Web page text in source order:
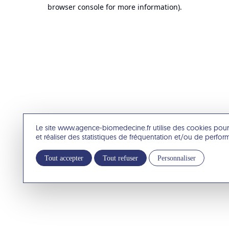
Le site www.agence-biomedecine.fr utilise des cookies
et réaliser des statistiques de fréquentation et/ou de
Tout accepter Tout refuser Personnaliser
browser console for more information).